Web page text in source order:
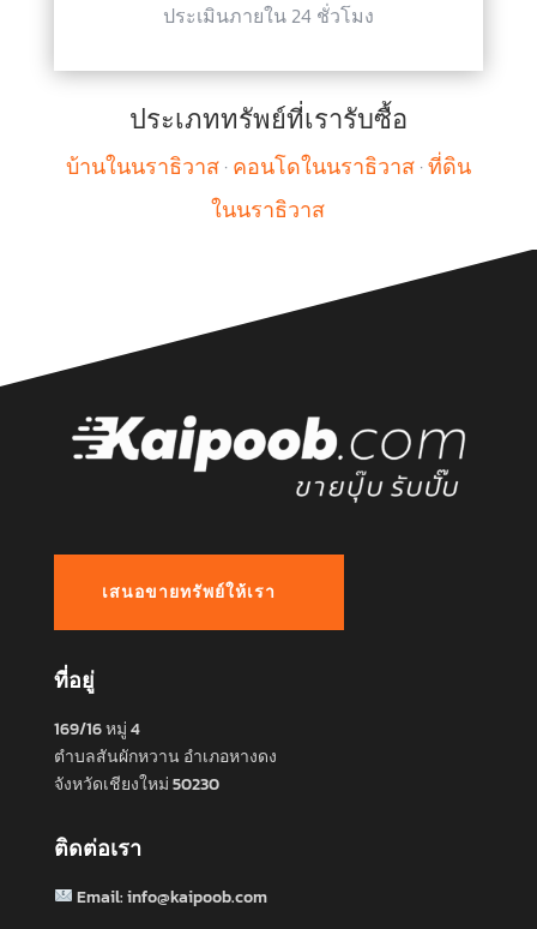
ประเมินภายใน 24 ชั่วโมง
ประเภททรัพย์ที่เรารับซื้อ
บ้านในนราธิวาส·คอนโดในนราธิวาส·ที่ดิน
ในนราธิวาส
เสนอขายทรัพย์ให้เรา
ที่อยู่
169/16 หมู่ 4
ตำบลสันผักหวาน อำเภอหางดง
จังหวัดเชียงใหม่ 50230
ติดต่อเรา
Email:info@kaipoob.com